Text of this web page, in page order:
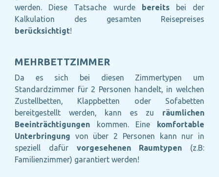
werden. Diese Tatsache wurde bereitsbei der
Kalkulation des gesamten Reisepreises
berücksichtigt!
MEHRBETTZIMMER
Da es sich bei diesen Zimmertypen um
Standardzimmer für 2 Personen handelt, in welchen
Zustellbetten, Klappbetten oder Sofabetten
bereitgestellt werden, kann es zu räumlichen
Beeinträchtigungen kommen. Eine komfortable
Unterbringung von über 2 Personen kann nur in
speziell dafür vorgesehenen Raumtypen (z.B:
Familienzimmer) garantiert werden!